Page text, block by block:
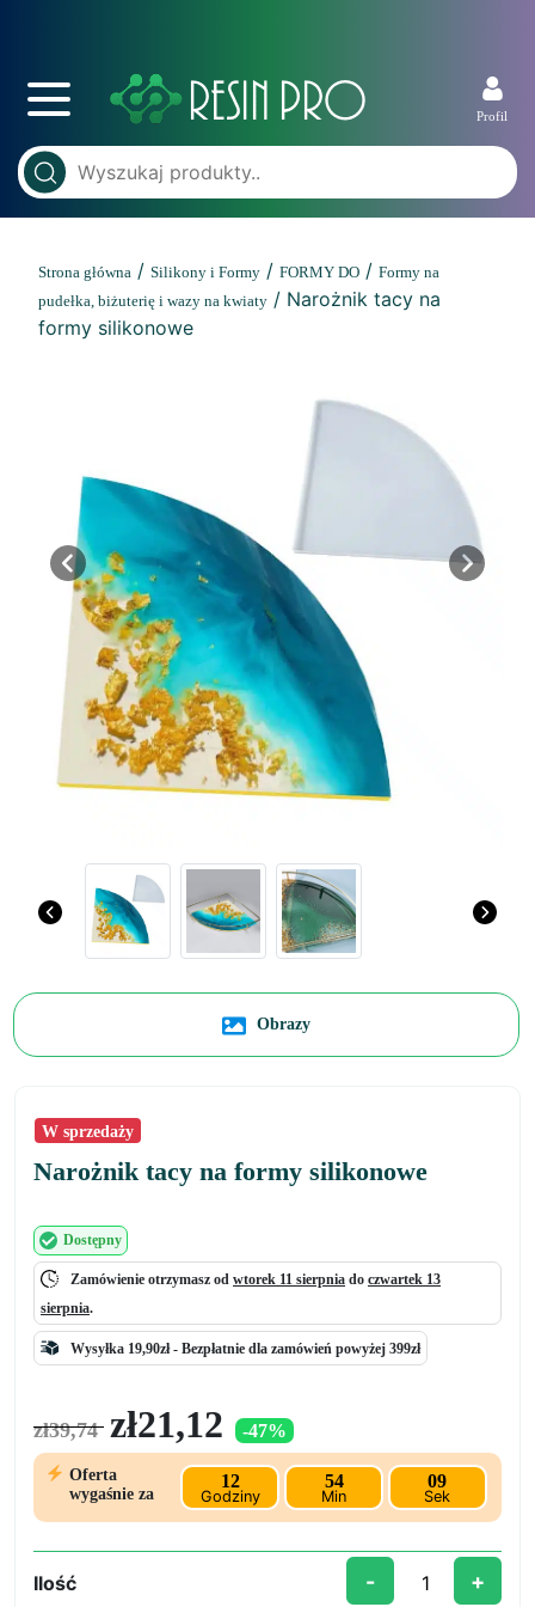
Profil
Strona główna / Silikony i Formy / FORMY DO / Formy na
pudełka, biżuterię i wazy na kwiaty / Narożnik tacy na
formy silikonowe
Previous Next
Obrazy
W sprzedaży
Narożnik tacy na formy silikonowe
Dostępny
Zamówienie otrzymasz od wtorek 11 sierpnia do czwartek 13
sierpnia.
Wysyłka 19,90zł - Bezpłatnie dla zamówień powyżej 399zł
zł39,74
Pierwotna
cena
zł39,74.
zł21,12 cena
wynosi:
zł21,12.
-47%
Oferta
wygaśnie za
12
Godziny
54
Min
08
Sek
Ilość
ilość
- +